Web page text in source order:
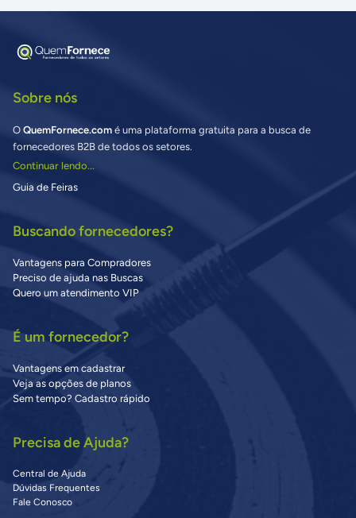
Sobre nós
O QuemFornece.com é uma plataforma gratuita para a busca de
fornecedores B2B de todos os setores.
Continuar lendo...
Guia de Feiras
Buscando fornecedores?
Vantagens para Compradores
Preciso de ajuda nas Buscas
Quero um atendimento VIP
É um fornecedor?
Vantagens em cadastrar
Veja as opções de planos
Sem tempo? Cadastro rápido
Precisa de Ajuda?
Central de Ajuda
Dúvidas Frequentes
Fale Conosco